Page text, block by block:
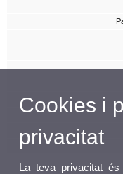
Cookies i
privacitat
La teva privacitat